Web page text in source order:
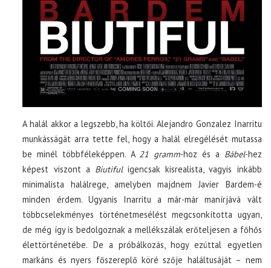
A halál akkor a legszebb, ha költői. Alejandro Gonzalez Inarritu
munkásságát arra tette fel, hogy a halál elregélését mutassa
be minél többféleképpen. A 21 gramm-hoz és a Bábel-hez
képest viszont a Biutifuligencsak kisrealista, vagyis inkább
minimalista halálrege, amelyben majdnem Javier Bardem-é
minden érdem. Ugyanis Inarritu a már-már manírjává vált
többcselekményes történetmesélést megcsonkította ugyan,
de még így is bedolgoznak a mellékszálak erőteljesen a főhős
élettörténetébe. De a próbálkozás, hogy ezúttal egyetlen
markáns és nyers főszereplő köré szője haláltusáját – nem